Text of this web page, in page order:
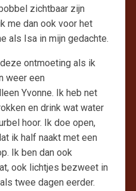
zichtbaar zijn
me dan ook voor het
als Isa in mijn gedachte.
ontmoeting als ik
weer een
Yvonne. Ik heb net
en drink wat water
hoor. Ik doe open,
ik half naakt met een
Ik ben dan ook
ook lichtjes bezweet in
twee dagen eerder.